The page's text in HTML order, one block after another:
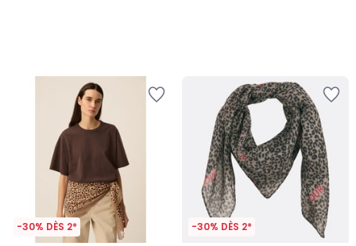
-30% DÈS 2* -30% DÈS 2*